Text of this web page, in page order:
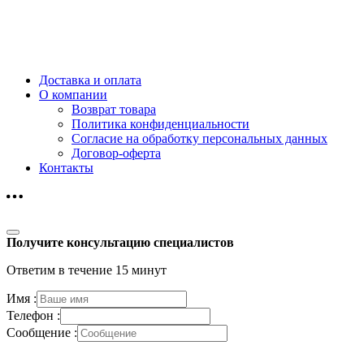
Доставка и оплата
О компании
Возврат товара
Политика конфиденциальности
Согласие на обработку персональных данных
Договор-оферта
Контакты
Получите консультацию специалистов
Ответим в течение 15 минут
Имя :
Телефон :
Сообщение :